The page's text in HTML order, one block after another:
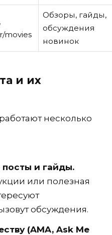
movies
Обзоры, гайды,
обсуждения
новинок
и их
несколько
и гайды.
или полезная
обсуждения.
(AMA, Ask Me